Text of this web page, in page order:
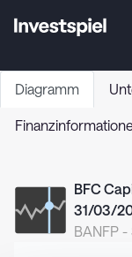
Diagramm
BFC
31/03/
BANFP -